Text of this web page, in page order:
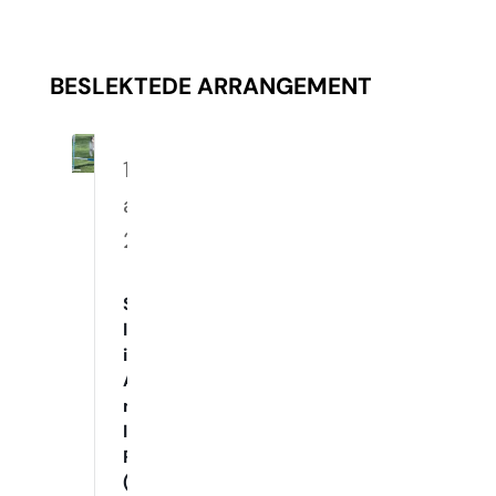
BESLEKTEDE ARRANGEMENT
10.
august
2026
Spennende
Innetrening
i
Agility
med
Instruktør
Raymond
(Mandager)